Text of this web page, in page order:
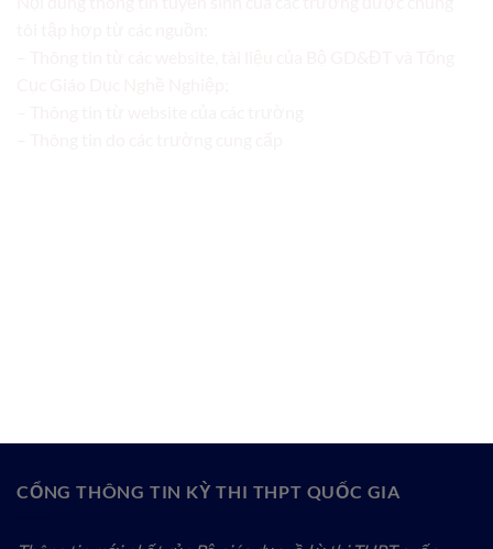
CỔNG THÔNG TIN KỲ THI THPT QUỐC GIA